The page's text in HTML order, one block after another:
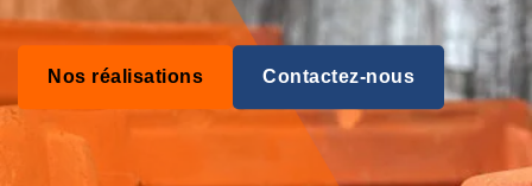
Nos réalisations Contactez-nous